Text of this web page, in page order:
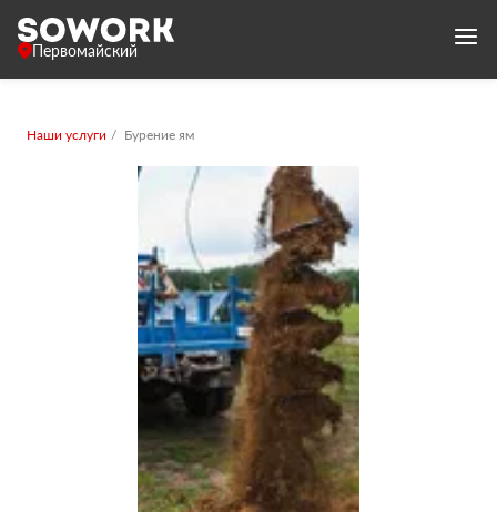
Первомайский
Наши услуги Бурение ям